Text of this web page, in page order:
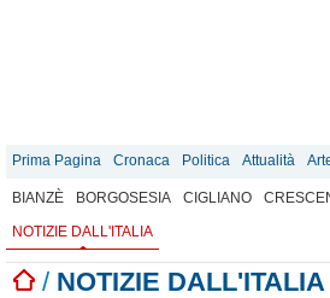
Prima Pagina Cronaca Politica Attualità
BIANZÈ BORGOSESIA CIGLIANO
NOTIZIE DALL'ITALIA
/ NOTIZIE DALL'ITALIA